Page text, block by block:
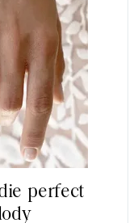
perfect